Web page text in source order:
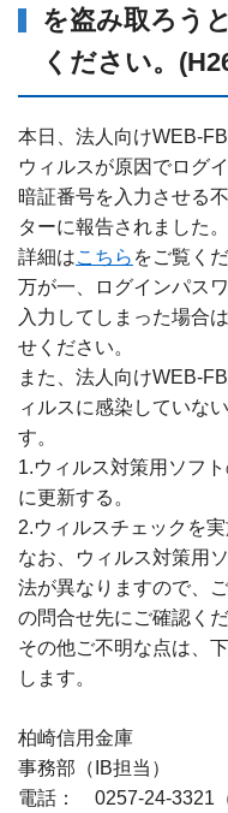
を盗み取ろう
ください。
本日、法人向けWEB-
ウィルスが原因でログ
暗証番号を入力させる
ターに報告されました。
詳細はこちら をご覧くだ
万が一、ログインパス
入力してしまった場合
せください。
また、法人向けWEB-
ィルスに感染していな
す。
1.ウィルス対策用ソフ
に更新する。
2.ウィルスチェックを実
なお、ウィルス対策用
法が異なりますので、
の問合せ先にご確認くだ
その他ご不明な点は、
します。
柏崎信用金庫
事務部（IB担当）
電話： 0257-24-3321